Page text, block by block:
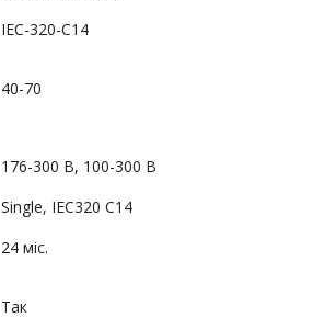
IEC-320-C14
40-70
176-300 В, 100-300 В
Single, IEC320 C14
24 міс.
Так